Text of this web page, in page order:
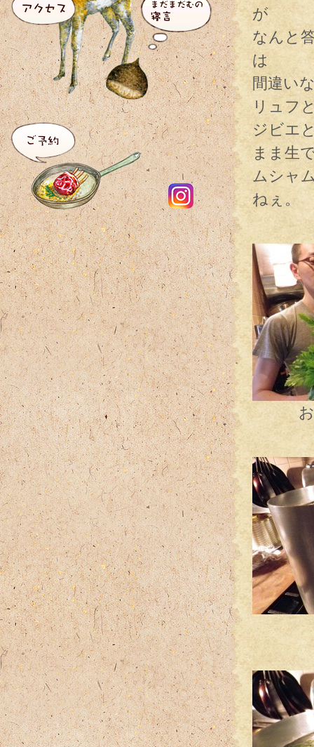
が
なんと
は
間違い
リュフ
ジビエ
まま生
ムシャ
ねぇ。
うっ
おおセ
愛し